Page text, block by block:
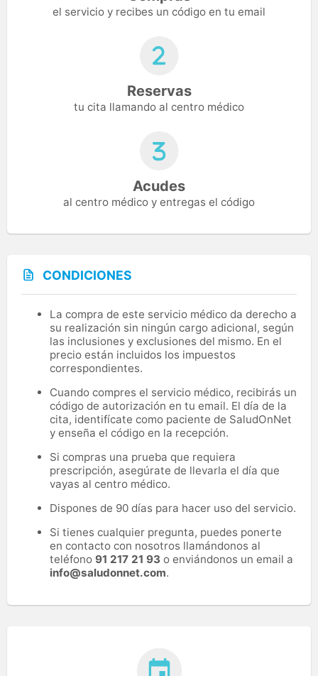
el servicio y recibes un código en tu email
Reservas
tu cita llamando al centro médico
Acudes
al centro médico y entregas el código
CONDICIONES
La compra de este servicio médico da derecho a
su realización sin ningún cargo adicional, según
las inclusiones y exclusiones del mismo. En el
precio están incluidos los impuestos
correspondientes.
Cuando compres el servicio médico, recibirás un
código de autorización en tu email. El día de la
cita, identifícate como paciente de SaludOnNet
y enseña el código en la recepción.
Si compras una prueba que requiera
prescripción, asegúrate de llevarla el día que
vayas al centro médico.
Dispones de 90 días para hacer uso del servicio.
Si tienes cualquier pregunta, puedes ponerte
en contacto con nosotros llamándonos al
teléfono 91 217 21 93 o enviándonos un email a
info@saludonnet.com.